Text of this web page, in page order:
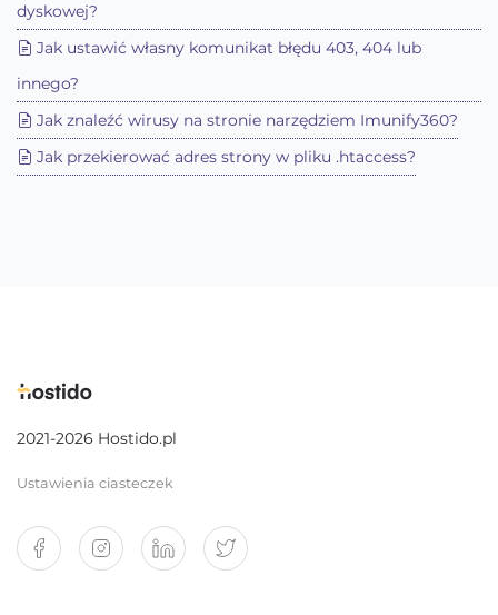
dyskowej?
Jak ustawić własny komunikat błędu 403, 404 lub
innego?
Jak znaleźć wirusy na stronie narzędziem Imunify360?
Jak przekierować adres strony w pliku .htaccess?
2021-2026 Hostido.pl
Ustawienia ciasteczek